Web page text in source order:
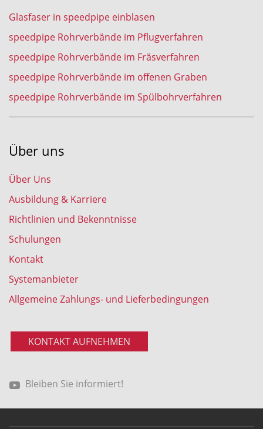
Glasfaser in speedpipe einblasen
speedpipe Rohrverbände im Pflugverfahren
speedpipe Rohrverbände im Fräsverfahren
speedpipe Rohrverbände im offenen Graben
speedpipe Rohrverbände im Spülbohrverfahren
Über uns
Über Uns
Ausbildung & Karriere
Richtlinien und Bekenntnisse
Schulungen
Kontakt
Systemanbieter
Allgemeine Zahlungs- und Lieferbedingungen
KONTAKT AUFNEHMEN
Bleiben Sie informiert!